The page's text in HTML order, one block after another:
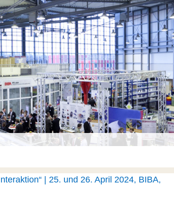
| 25. und 26. April 2024, BIBA,